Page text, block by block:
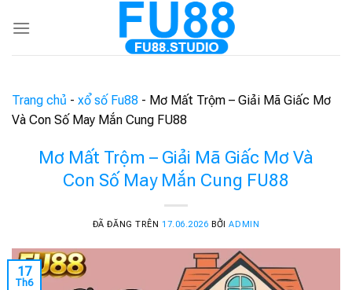
đến
Trang chủ - xổ số Fu88 - Mơ Mất Trộm – Giải Mã Giấc Mơ
Và Con Số May Mắn Cung FU88
Mơ Mất Trộm – Giải Mã Giấc Mơ Và
Con Số May Mắn Cung FU88
ĐÃ ĐĂNG TRÊN17.06.2026 BỞIADMIN
17
Th6